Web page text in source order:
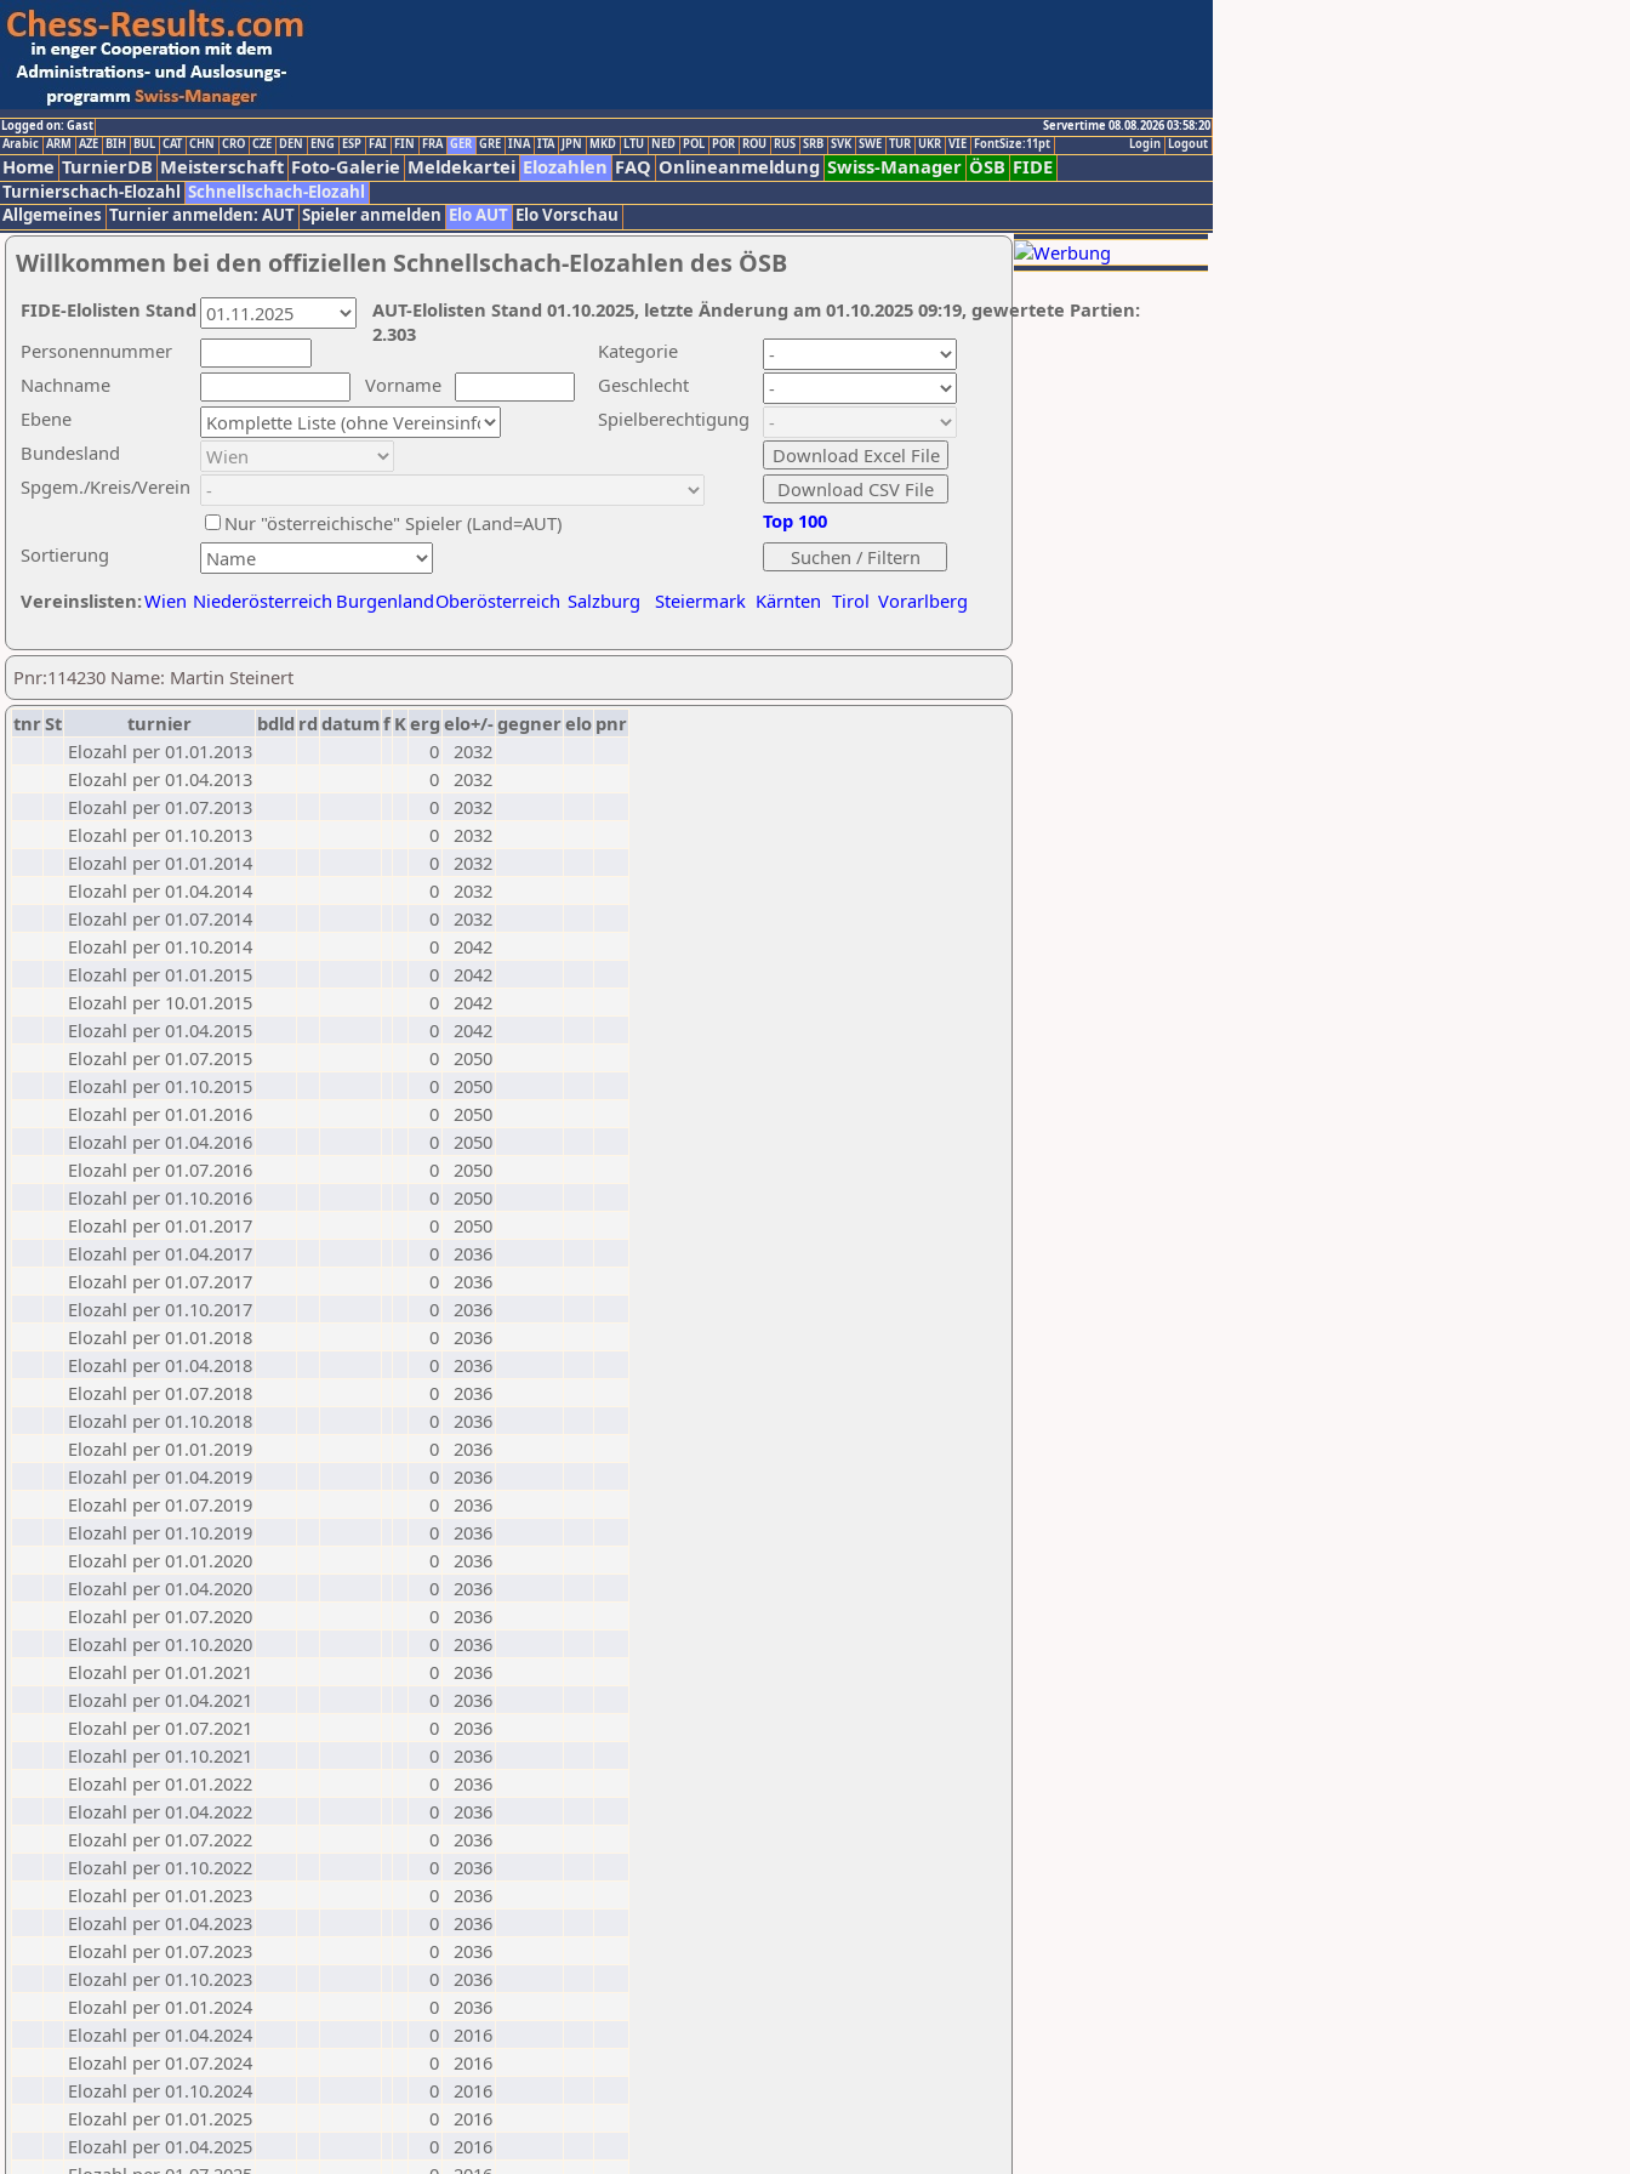
Logged on: Gast
Servertime 08.08.2026 03:58:20
Logout
Login
Arabic ARM AZE BIH BUL CAT CHN CRO CZE DEN ENG ESP FAI FIN FRA GER GRE INA ITA JPN MKD LTU NED POL POR ROU RUS SRB SVK SWE TUR UKR VIE FontSize:11pt
Home TurnierDB Meisterschaft Foto-Galerie Meldekartei Elozahlen FAQ Onlineanmeldung Swiss-Manager ÖSB FIDE
Turnierschach-Elozahl Schnellschach-Elozahl
Allgemeines Turnier anmelden: AUT Spieler anmelden Elo AUT Elo Vorschau
Willkommen bei den offiziellen Schnellschach-Elozahlen des ÖSB
Nachname
Vorname
Ebene
Kategorie
Sortierung
Personennummer
Bundesland
Spgem./Kreis/Verein
Geschlecht
Nur "österreichische" Spieler (Land=AUT)
Spielberechtigung
Vereinslisten:Wien Niederösterreich BurgenlandOberösterreich Salzburg Steiermark Kärnten Tirol Vorarlberg
Top 100
AUT-Elolisten Stand 01.10.2025, letzte Änderung am 01.10.2025 09:19, gewertete Partien:
2.303
FIDE-Elolisten Stand
Pnr:114230 Name: Martin Steinert
tnrSt turnier bdld rd datumf Kerg elo+/-gegnerelo pnr
Elozahl per 01.01.2013
0 2032
Elozahl per 01.04.2013
0 2032
Elozahl per 01.07.2013
0 2032
Elozahl per 01.10.2013
0 2032
Elozahl per 01.01.2014
0 2032
Elozahl per 01.04.2014
0 2032
Elozahl per 01.07.2014
0 2032
Elozahl per 01.10.2014
0 2042
Elozahl per 01.01.2015
0 2042
Elozahl per 10.01.2015
0 2042
Elozahl per 01.04.2015
0 2042
Elozahl per 01.07.2015
0 2050
Elozahl per 01.10.2015
0 2050
Elozahl per 01.01.2016
0 2050
Elozahl per 01.04.2016
0 2050
Elozahl per 01.07.2016
0 2050
Elozahl per 01.10.2016
0 2050
Elozahl per 01.01.2017
0 2050
Elozahl per 01.04.2017
0 2036
Elozahl per 01.07.2017
0 2036
Elozahl per 01.10.2017
0 2036
Elozahl per 01.01.2018
0 2036
Elozahl per 01.04.2018
0 2036
Elozahl per 01.07.2018
0 2036
Elozahl per 01.10.2018
0 2036
Elozahl per 01.01.2019
0 2036
Elozahl per 01.04.2019
0 2036
Elozahl per 01.07.2019
0 2036
Elozahl per 01.10.2019
0 2036
Elozahl per 01.01.2020
0 2036
Elozahl per 01.04.2020
0 2036
Elozahl per 01.07.2020
0 2036
Elozahl per 01.10.2020
0 2036
Elozahl per 01.01.2021
0 2036
Elozahl per 01.04.2021
0 2036
Elozahl per 01.07.2021
0 2036
Elozahl per 01.10.2021
0 2036
Elozahl per 01.01.2022
0 2036
Elozahl per 01.04.2022
0 2036
Elozahl per 01.07.2022
0 2036
Elozahl per 01.10.2022
0 2036
Elozahl per 01.01.2023
0 2036
Elozahl per 01.04.2023
0 2036
Elozahl per 01.07.2023
0 2036
Elozahl per 01.10.2023
0 2036
Elozahl per 01.01.2024
0 2036
Elozahl per 01.04.2024
0 2016
Elozahl per 01.07.2024
0 2016
Elozahl per 01.10.2024
0 2016
Elozahl per 01.01.2025
0 2016
Elozahl per 01.04.2025
0 2016